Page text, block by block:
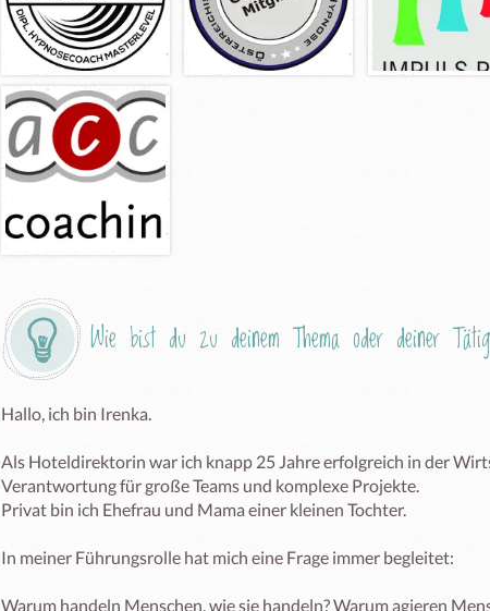
Wie bist du zu deinem Thema oder deiner
Hallo, ich bin Irenka.
Als Hoteldirektorin war ich knapp 25 Jahre erfolgreich in der
Verantwortung für große Teams und komplexe Projekte.
Privat bin ich Ehefrau und Mama einer kleinen Tochter.
In meiner Führungsrolle hat mich eine Frage immer begleitet:
Warum handeln Menschen, wie sie handeln? Warum agieren